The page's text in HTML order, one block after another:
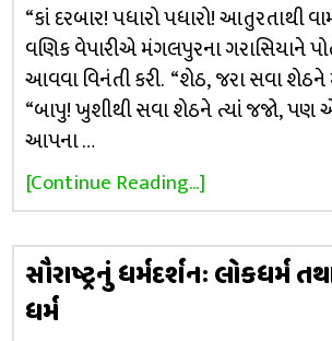
“કાં દરબાર! પધારો પધારો! આતુરતાથી
વણિક વેપારીએ મંગલપુરના ગરાસિયાને
આવવા વિનંતી કરી. “શેઠ, જરા સવા
“બાપુ! ખુશીથી સવા શેઠને ત્યાં જજો, પણ
આપના …
[Continue Reading...]
સૌરાષ્ટ્રનું ધર્મદર્શનઃ લોકધર્મ
ધર્મ